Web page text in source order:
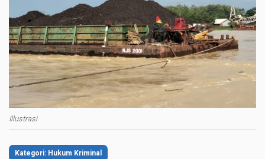
Illustrasi
Kategori: Hukum Kriminal